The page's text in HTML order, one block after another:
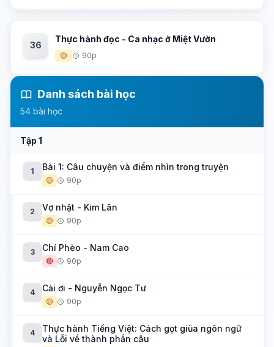
36
Thực hành đọc - Ca nhạc ở Miệt Vườn
🟡 90p
Danh sách bài học
54 bài học
Tập 1
1 Bài 1: Câu chuyện và điểm nhìn trong truyện
🟡 90p
2 Vợ nhặt - Kim Lân
🟡 90p
3 Chí Phèo - Nam Cao
🔴 90p
4 Cải ơi - Nguyễn Ngọc Tư
🟡 90p
4
Thực hành Tiếng Việt: Cách gọt giũa ngôn ngữ
và Lỗi về thành phần câu